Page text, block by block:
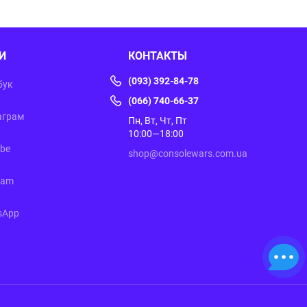
КОНТАКТЫ
(093) 392-84-78
(066) 740-66-37
Пн, Вт, Чт, Пт
10:00—18:00
shop@consolewars.com.ua